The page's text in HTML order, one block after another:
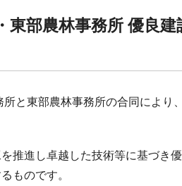
東部農林事務所 優良
と東部農林事務所の合同により
推進し卓越した技術等に基づき
ものです。